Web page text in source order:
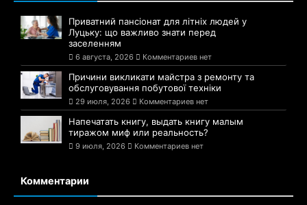
Приватний пансіонат для літніх людей у
Луцьку: що важливо знати перед
заселенням
6 августа, 2026 Комментариев нет
Причини викликати майстра з ремонту та
обслуговування побутової техніки
29 июля, 2026 Комментариев нет
Напечатать книгу, выдать книгу малым
тиражом миф или реальность?
9 июля, 2026 Комментариев нет
Комментарии